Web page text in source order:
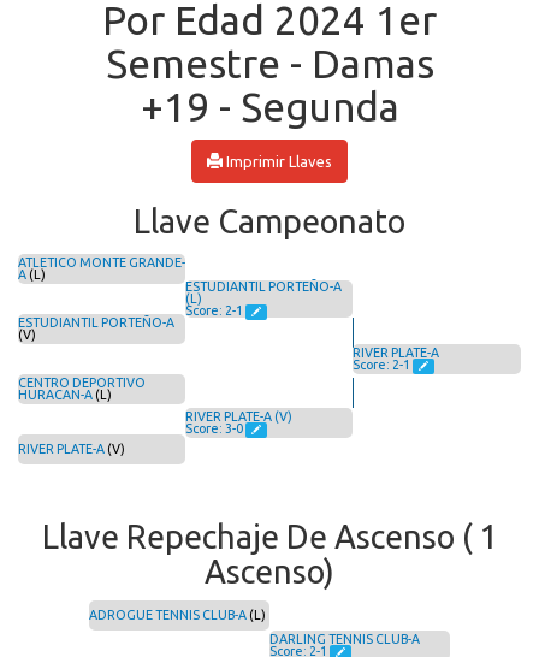
Por Edad 2024 1er
Semestre - Damas
+19 - Segunda
Imprimir Llaves
Llave Campeonato
ATLETICO MONTE GRANDE-
A (L)
ESTUDIANTIL PORTEÑO-A
(V)
CENTRO DEPORTIVO
HURACAN-A (L)
RIVER PLATE-A (V)
ESTUDIANTIL PORTEÑO-A
(L)
Score: 2-1
RIVER PLATE-A (V)
Score: 3-0
RIVER PLATE-A
Score: 2-1
Llave Repechaje De Ascenso ( 1
Ascenso)
ADROGUE TENNIS CLUB-A (L)
DARLING TENNIS CLUB-A
Score: 2-1